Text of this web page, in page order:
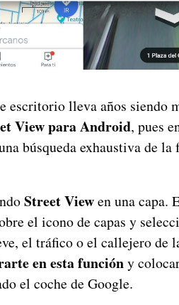
escritorio lleva años siendo
View para Android, pues
búsqueda exhaustiva de la
Street Viewen una capa.
el icono de capas y
el tráfico o el callejero de
en esta funcióny
el coche de Google.